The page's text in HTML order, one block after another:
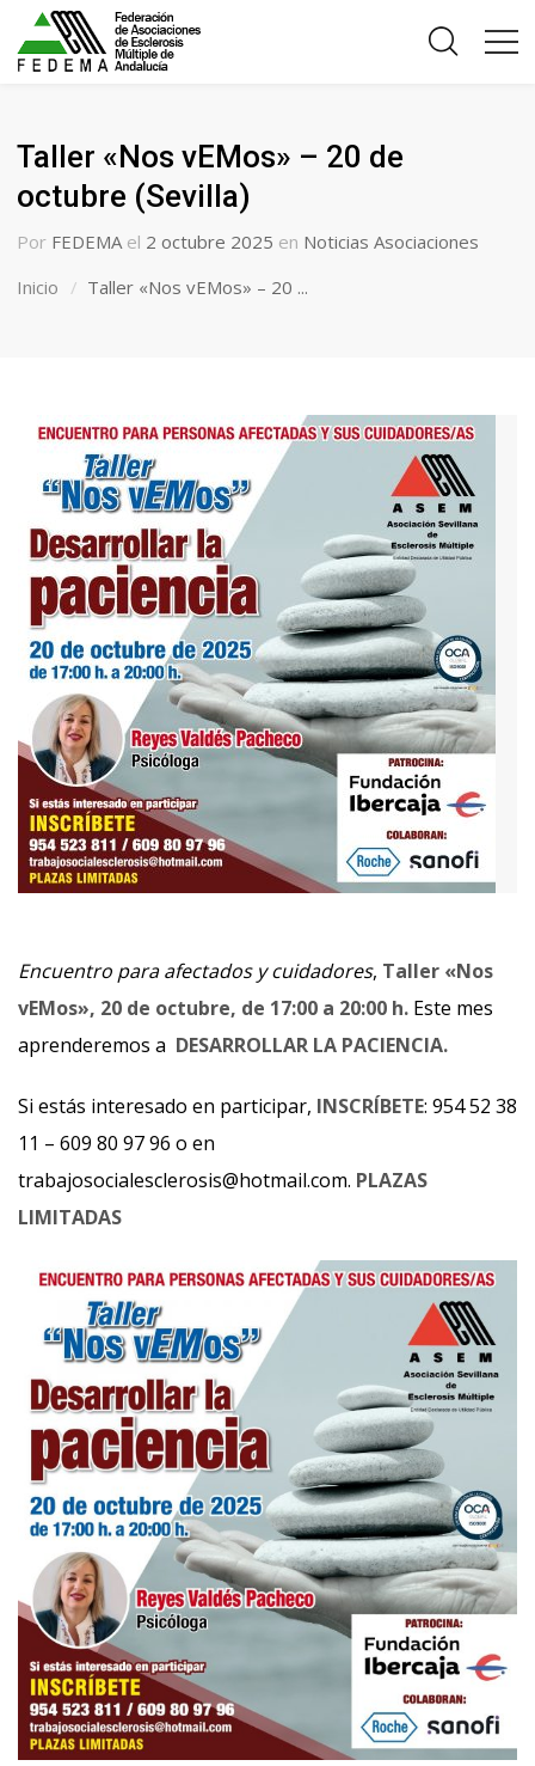
Taller «Nos vEMos» – 20 de
octubre (Sevilla)
Por FEDEMA el 2 octubre 2025 en Noticias Asociaciones
Inicio
Taller «Nos vEMos» – 20 ...
Encuentro para afectados y cuidadores, Taller «Nos
vEMos», 20 de octubre, de 17:00 a 20:00 h. Este mes
aprenderemos a DESARROLLAR LA PACIENCIA.
Si estás interesado en participar, INSCRÍBETE: 954 52 38
11 – 609 80 97 96 o en
trabajosocialesclerosis@hotmail.com. PLAZAS
LIMITADAS